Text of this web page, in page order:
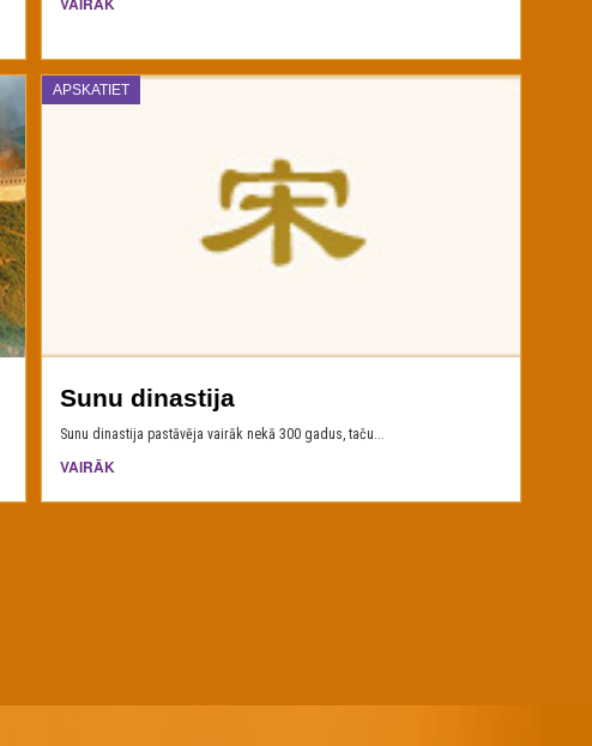
APSKATIET
Sunu dinastija
Sunu dinastija pastāvēja vairāk nekā 300 gadus, taču...
VAIRĀK